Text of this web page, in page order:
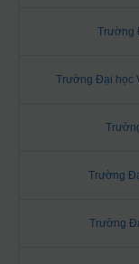
Trường
Trường Đại học
Trường
Trường